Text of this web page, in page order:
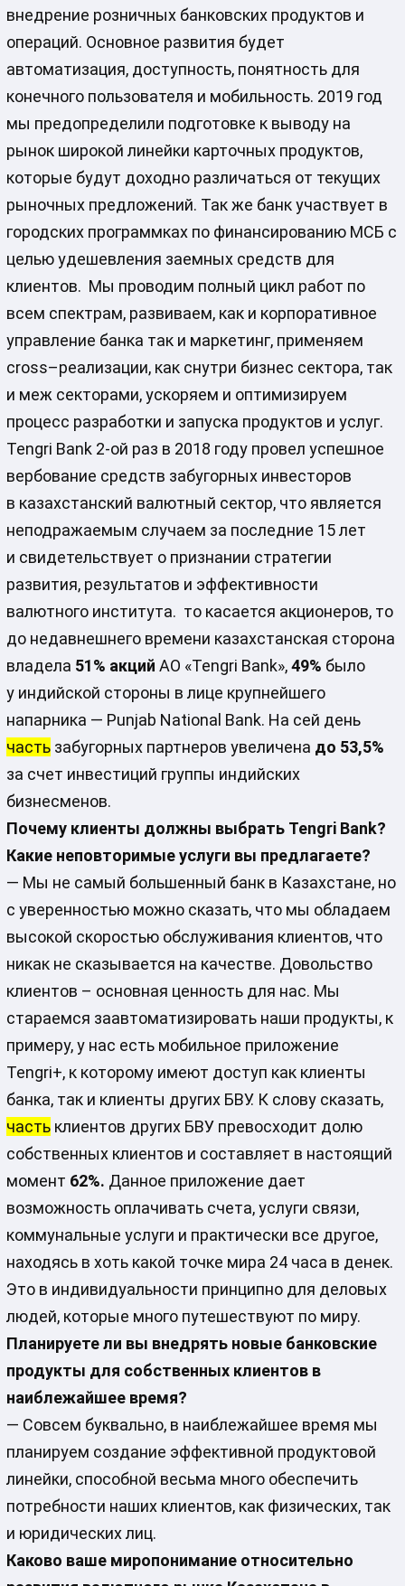
внедрение розничных банковских продуктов и
операций. Основное развития будет
автоматизация, доступность, понятность для
конечного пользователя и мобильность. 2019 год
мы предопределили подготовке к выводу на
рынок широкой линейки карточных продуктов,
которые будут доходно различаться от текущих
рыночных предложений. Так же банк участвует в
городских программках по финансированию МСБ с
целью удешевления заемных средств для
клиентов. Мы проводим полный цикл работ по
всем спектрам, развиваем, как и корпоративное
управление банка так и маркетинг, применяем
сross–реализации, как снутри бизнес сектора, так
и меж секторами, ускоряем и оптимизируем
процесс разработки и запуска продуктов и услуг.
Tengri Bank 2-ой раз в 2018 году провел успешное
вербование средств забугорных инвесторов
в казахстанский валютный сектор, что является
неподражаемым случаем за последние 15 лет
и свидетельствует о признании стратегии
развития, результатов и эффективности
валютного института. то касается акционеров, то
до недавнешнего времени казахстанская сторона
владела 51% акций АО «Tengri Bank»,49% было
у индийской стороны в лице крупнейшего
напарника — Punjab National Bank. На сей день
частьзабугорных партнеров увеличена до 53,5%
за счет инвестиций группы индийских
бизнесменов.
Почему клиенты должны выбрать Tengri Bank?
Какие неповторимые услуги вы предлагаете?
— Мы не самый большенный банк в Казахстане, но
с уверенностью можно сказать, что мы обладаем
высокой скоростью обслуживания клиентов, что
никак не сказывается на качестве. Довольство
клиентов – основная ценность для нас. Мы
стараемся заавтоматизировать наши продукты, к
примеру, у нас есть мобильное приложение
Tengri+, к которому имеют доступ как клиенты
банка, так и клиенты других БВУ. К слову сказать,
частьклиентов других БВУ превосходит долю
собственных клиентов и составляет в настоящий
момент 62%. Данное приложение дает
возможность оплачивать счета, услуги связи,
коммунальные услуги и практически все другое,
находясь в хоть какой точке мира 24 часа в денек.
Это в индивидуальности принципно для деловых
людей, которые много путешествуют по миру.
Планируете ли вы внедрять новые банковские
продукты для собственных клиентов в
наиблежайшее время?
— Совсем буквально, в наиблежайшее время мы
планируем создание эффективной продуктовой
линейки, способной весьма много обеспечить
потребности наших клиентов, как физических, так
и юридических лиц.
Каково ваше миропонимание относительно